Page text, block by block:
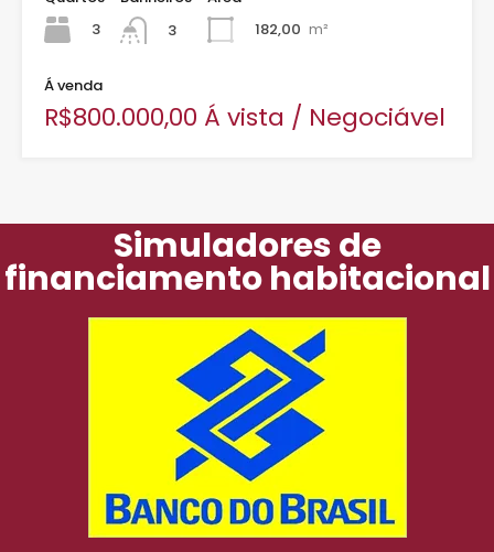
3
3
182,00 m²
Á venda
R$800.000,00 Á vista / Negociável
Simuladores de
financiamento habitacional